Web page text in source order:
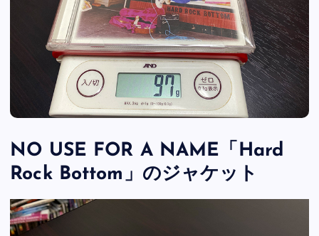
NO USE FOR A NAME「Hard
Rock Bottom」のジャケット